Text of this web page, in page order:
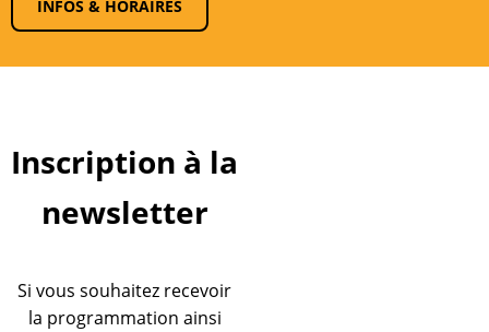
INFOS & HORAIRES
Inscription à la
newsletter
Si vous souhaitez recevoir
la programmation ainsi